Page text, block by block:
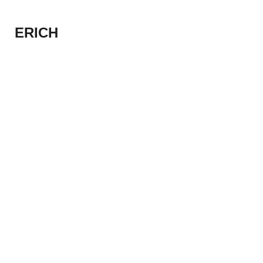
ERICH